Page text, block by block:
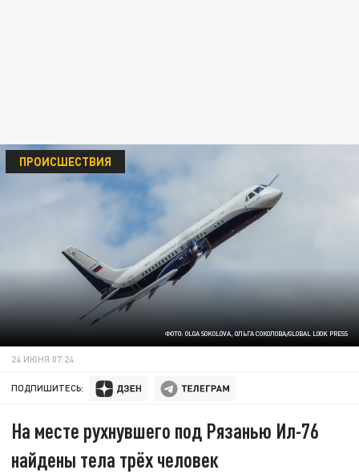
ФОТО: OLGA SOKOLOVA, ОЛЬГА СОКОЛОВА/GLOBAL LOOK PRESS
ПРОИСШЕСТВИЯ
24 ИЮНЯ 07:24
ПОДПИШИТЕСЬ:
На месте рухнувшего под Рязанью Ил-76
найдены тела трёх человек